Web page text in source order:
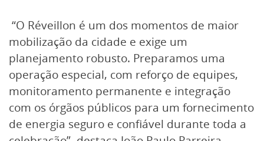
“O Réveillon é um dos momentos de maior
mobilização da cidade e exige um
planejamento robusto. Preparamos uma
operação especial, com reforço de equipes,
monitoramento permanente e integração
com os órgãos públicos para um fornecimento
de energia seguro e confiável durante toda a